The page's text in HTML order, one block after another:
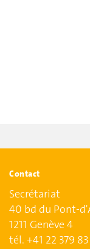
Contact
Secrétariat
40 bd du Pont-
1211 Genève 4
tél. +41 22 379